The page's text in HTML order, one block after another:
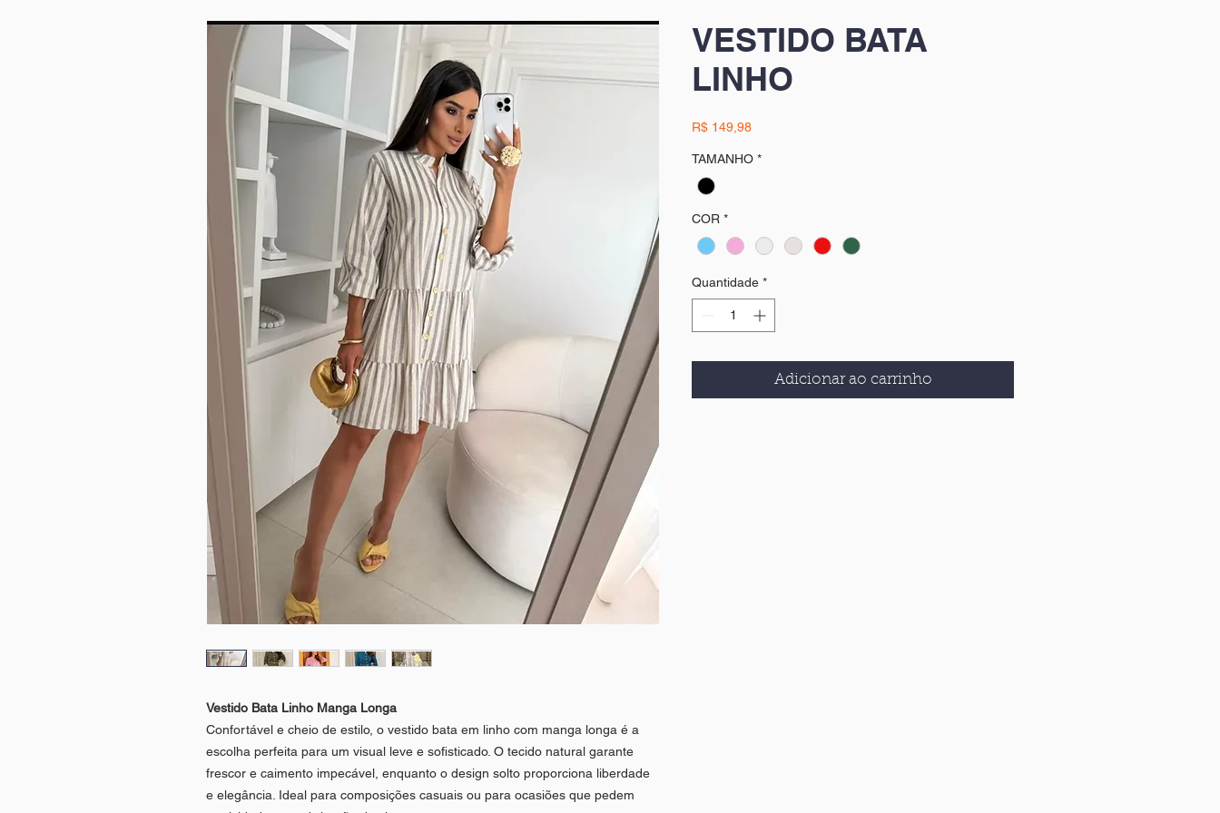
Vestido Bata Linho Manga Longa
Confortável e cheio de estilo, o vestido bata em linho com manga longa é a
escolha perfeita para um visual leve e sofisticado. O tecido natural garante
frescor e caimento impecável, enquanto o design solto proporciona liberdade
e elegância. Ideal para composições casuais ou para ocasiões que pedem
VESTIDO BATA
LINHO
R$ 149,98Preço
TAMANHO *
COR *
Quantidade *
Adicionar ao carrinho